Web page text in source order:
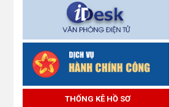
THỐNG KÊ HỒ SƠ